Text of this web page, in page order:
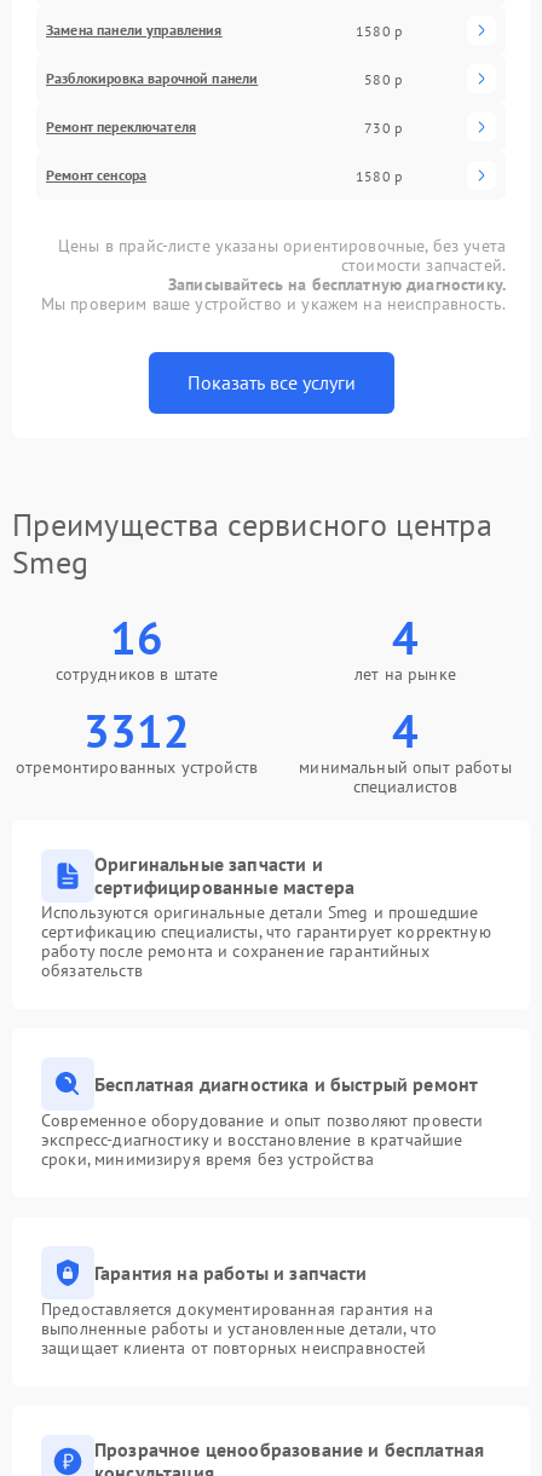
Замена панели управления 1580 р
Разблокировка варочной панели 580 р
Ремонт переключателя 730 р
Ремонт сенсора 1580 р
Цены в прайс-листе указаны ориентировочные, без учета
стоимости запчастей.
Записывайтесь на бесплатную диагностику.
Мы проверим ваше устройство и укажем на неисправность.
Показать все услуги
Преимущества сервисного центра
Smeg
16
сотрудников в штате
4
лет на рынке
3312
отремонтированных устройств
4
минимальный опыт работы
специалистов
Оригинальные запчасти и
сертифицированные мастера
Используются оригинальные детали Smeg и прошедшие
сертификацию специалисты, что гарантирует корректную
работу после ремонта и сохранение гарантийных
обязательств
Бесплатная диагностика и быстрый ремонт
Современное оборудование и опыт позволяют провести
экспресс-диагностику и восстановление в кратчайшие
сроки, минимизируя время без устройства
Гарантия на работы и запчасти
Предоставляется документированная гарантия на
выполненные работы и установленные детали, что
защищает клиента от повторных неисправностей
Прозрачное ценообразование и бесплатная